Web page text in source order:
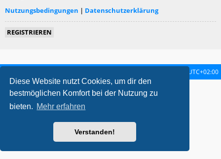
Diese Website nutzt Cookies, um dir den
bestmöglichen Komfort bei der Nutzung zu
bieten. Mehr erfahren
Verstanden!
Nutzungsbedingungen | Datenschutzerklärung
REGISTRIEREN
UTC+02:00
metrolike style by Eric Seguin Updated for phpBB3.2 by
Powered byphpBB ® Forum Software © phpBB Limited
Deutsche Übersetzung durch